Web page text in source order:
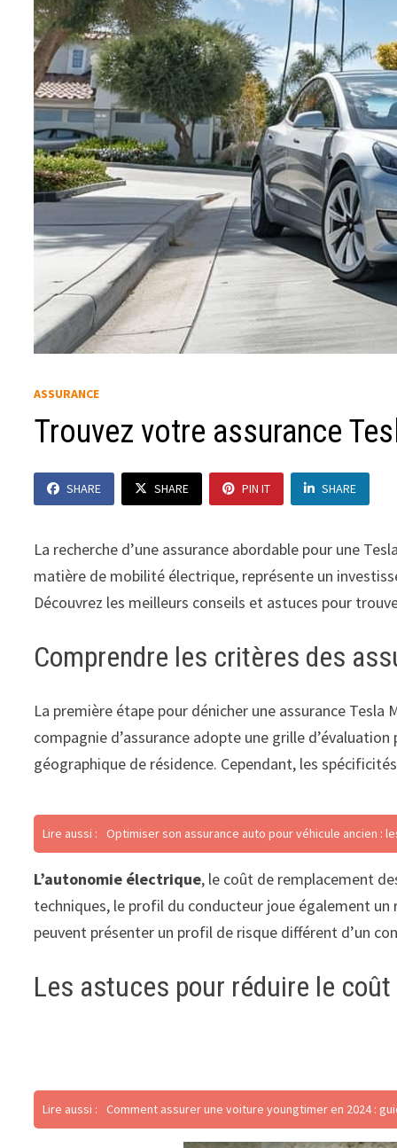
ASSURANCE
Trouvez votre assurance
SHARE SHARE PIN IT SHARE
La recherche d’une assurance abordable pour une
matière de mobilité électrique, représente un
Découvrez les meilleurs conseils et astuces pour
Comprendre les critères des
La première étape pour dénicher une assurance
compagnie d’assurance adopte une grille
géographique de résidence. Cependant, les
Lire aussi : Optimiser son assurance auto pour véhicule ancien :
L’autonomie électrique, le coût de remplacement
techniques, le profil du conducteur joue également
peuvent présenter un profil de risque différent d’un
Les astuces pour réduire le
Lire aussi : Comment assurer une voiture youngtimer en 2024 :